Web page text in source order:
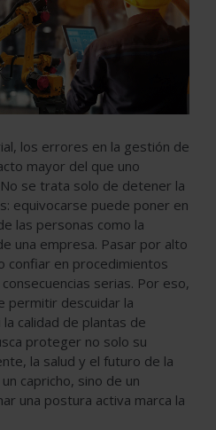
los errores en la gestión de
mayor del que uno
se trata solo de detener la
equivocarse puede poner en
las personas como la
una empresa. Pasar por alto
confiar en procedimientos
serias. Por eso,
permitir descuidar la
calidad de plantas de
proteger no solo su
la salud y el futuro de la
capricho, sino de un
una postura activa marca la